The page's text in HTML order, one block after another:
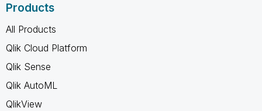
Products
All Products
Qlik Cloud Platform
Qlik Sense
Qlik AutoML
QlikView